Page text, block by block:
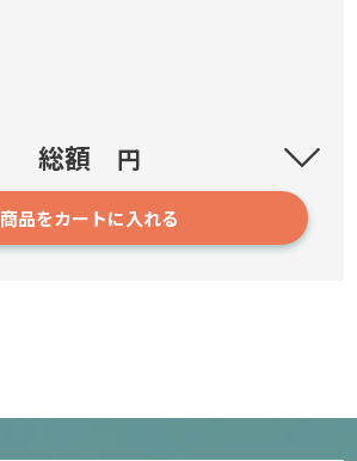
205
4,550円～
総額 円
商品をカートに入れる